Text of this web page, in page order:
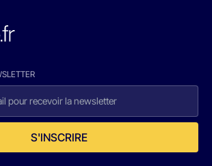
S'INSCRIRE